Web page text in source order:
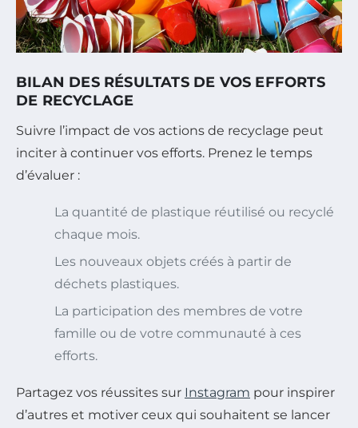
BILAN DES RÉSULTATS DE VOS EFFORTS
DE RECYCLAGE
Suivre l’impact de vos actions de recyclage peut
inciter à continuer vos efforts. Prenez le temps
d’évaluer :
La quantité de plastique réutilisé ou recyclé
chaque mois.
Les nouveaux objets créés à partir de
déchets plastiques.
La participation des membres de votre
famille ou de votre communauté à ces
efforts.
Partagez vos réussites sur Instagram pour inspirer
d’autres et motiver ceux qui souhaitent se lancer